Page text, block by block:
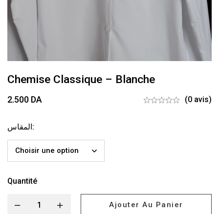
Chemise Classique – Blanche
2.500 DA (0 avis)
المقاس :
Quantité
Ajouter Au Panier